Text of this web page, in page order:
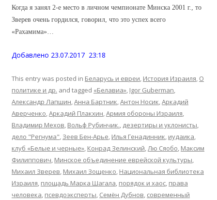
Когда я занял 2-е место в личном чемпионате Минска 2001 г., то
Зверев очень гордился, говорил, что это успех всего
«Рахамима»…
Добавлено 23.07.2017 23:18
This entry was posted in Беларусь и евреи, История Израиля, О
политике и др. and tagged «Белавиа», Igor Guberman,
Александр Лапшин,Анна Бартник,Антон Носик,Аркадий
Аверченко,Аркадий Плакхин,Армия обороны Израиля,
Владимир Мехов, Вольф Рубинчик., дезертиры и уклонисты,
дело "Регнума", Зеев Бен-Арье, Илья Генадинник, иудаика,
клуб «Белые и черные», Конрад Зелинский,Лю Сяобо, Максим
Филиппович, Минское объединение еврейской культуры,
Михаил Зверев, Михаил Зощенко, Национальная библиотека
Израиля, площадь Марка Шагала, порядок и хаос, права
человека, псевдоэксперты, Семён Дубнов, современный